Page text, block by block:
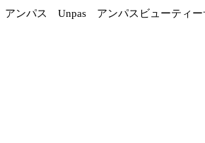
アンパス Unpas アンパスビューティ